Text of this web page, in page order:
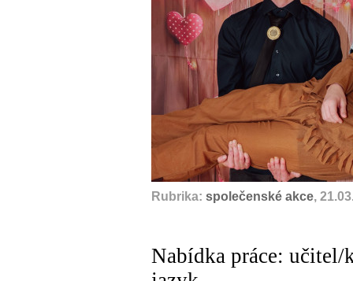
Rubrika: společenské akce,
Nabídka práce: učitel/